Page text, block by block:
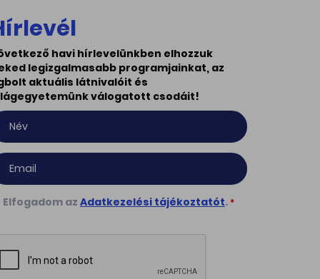
havi hírlevelünkben elhozzuk
legizgalmasabb programjainkat, az
aktuális látnivalóit és
válogatott csodáit!
Elfogadom az Adatkezelési tájékoztatót. *